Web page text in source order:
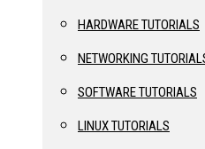
HARDWARE TUTORIALS
NETWORKING
SOFTWARE TUTORIALS
LINUX TUTORIALS